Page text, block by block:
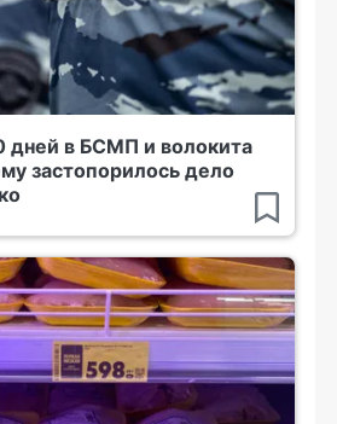
дней в БСМП и волокита
застопорилось дело